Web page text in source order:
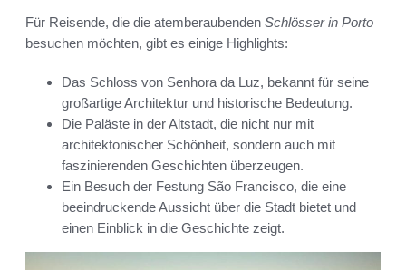
Für Reisende, die die atemberaubenden Schlösser in Porto
besuchen möchten, gibt es einige Highlights:
Das Schloss von Senhora da Luz, bekannt für seine
großartige Architektur und historische Bedeutung.
Die Paläste in der Altstadt, die nicht nur mit
architektonischer Schönheit, sondern auch mit
faszinierenden Geschichten überzeugen.
Ein Besuch der Festung São Francisco, die eine
beeindruckende Aussicht über die Stadt bietet und
einen Einblick in die Geschichte zeigt.